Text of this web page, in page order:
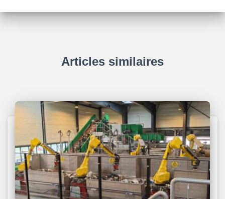
Articles similaires